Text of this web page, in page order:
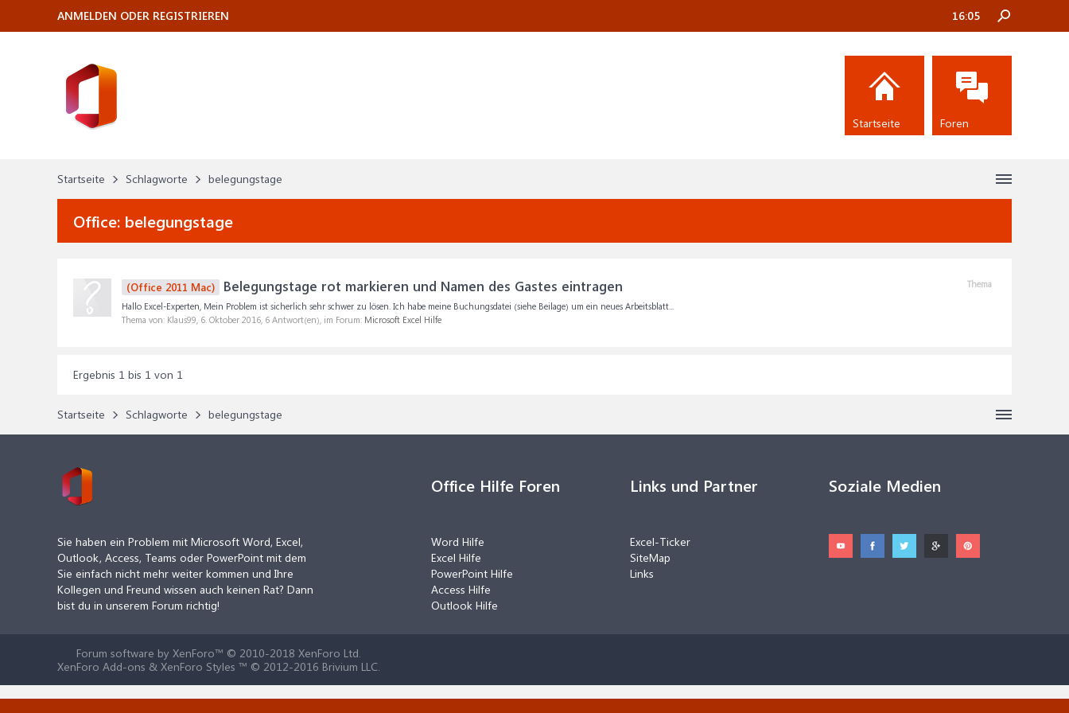
Startseite Schlagworte belegungstage
Office: belegungstage
Thema
(Office 2011 Mac) Belegungstage rot markieren und Namen des Gastes eintragen
Hallo Excel-Experten, Mein Problem ist sicherlich sehr schwer zu lösen. Ich habe meine Buchungsdatei (siehe Beilage) um ein neues Arbeitsblatt...
Thema von: Klaus99, 6. Oktober 2016, 6 Antwort(en), im Forum: Microsoft Excel Hilfe
Ergebnis 1 bis 1 von 1
Startseite Schlagworte belegungstage
ANMELDEN ODER REGISTRIEREN 16:05
Startseite Foren
Sie haben ein Problem mit Microsoft Word, Excel,
Outlook, Access, Teams oder PowerPoint mit dem
Sie einfach nicht mehr weiter kommen und Ihre
Kollegen und Freund wissen auch keinen Rat? Dann
bist du in unserem Forum richtig!
Office Hilfe Foren
Word Hilfe
Excel Hilfe
PowerPoint Hilfe
Access Hilfe
Outlook Hilfe
Links und Partner
Excel-Ticker
SiteMap
Links
Soziale Medien
Forum software by XenForo™ © 2010-2018 XenForo Ltd.
XenForo Add-ons & XenForo Styles ™ © 2012-2016 Brivium LLC.